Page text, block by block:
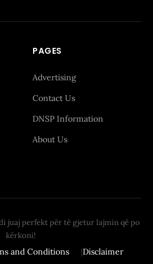
PAGES
Advertising
Contact Us
DNSP Information
About Us
juaj perfekt për të gjetur lajmin që po
kërkoni!
and Conditions Disclaimer